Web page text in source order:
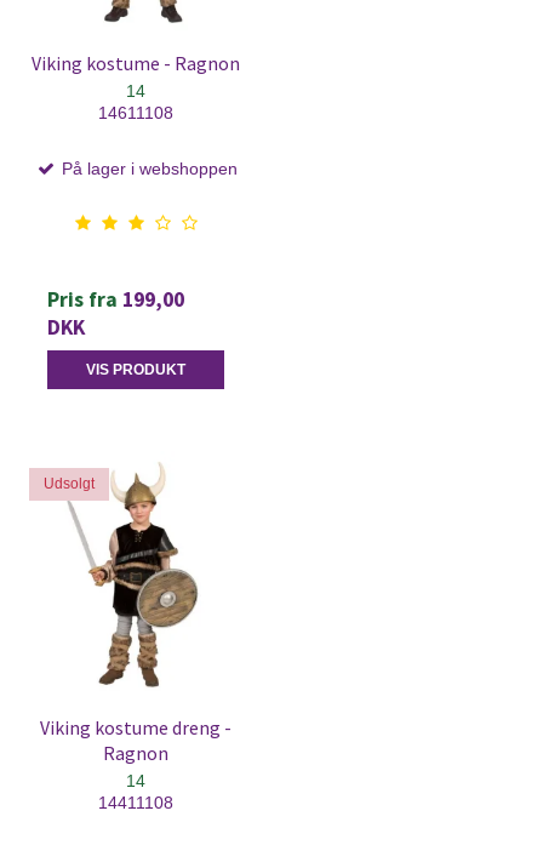
Viking kostume - Ragnon
14
14611108
På lager i webshoppen
Pris fra 199,00
DKK
VIS PRODUKT
Udsolgt
Viking kostume dreng -
Ragnon
14
14411108